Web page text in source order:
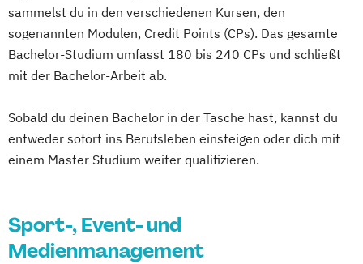
sammelst du in den verschiedenen Kursen, den
sogenannten Modulen, Credit Points (CPs). Das gesamte
Bachelor-Studium umfasst 180 bis 240 CPs und schließt
mit der Bachelor-Arbeit ab.
Sobald du deinen Bachelor in der Tasche hast, kannst du
entweder sofort ins Berufsleben einsteigen oder dich mit
einem Master Studium weiter qualifizieren.
Sport-, Event- und
Medienmanagement